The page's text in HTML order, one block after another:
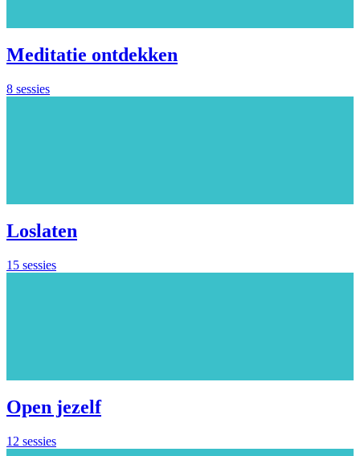
Meditatie ontdekken
8 sessies
Loslaten
15 sessies
Open jezelf
12 sessies